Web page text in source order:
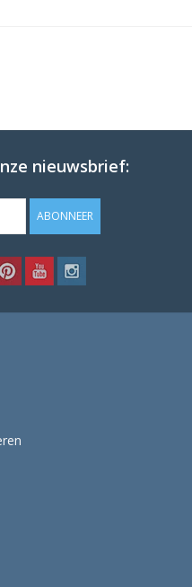
nieuwsbrief:
ABONNEER